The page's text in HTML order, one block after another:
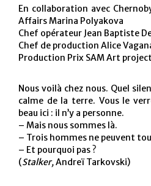
En collaboration avec
Affairs Marina Polyakova
Chef opérateur Jean Baptiste
Chef de production Alice
Production Prix SAM Art project
Nous voilà chez nous. Quel
calme de la terre. Vous le
beau ici : il n’y a personne.
– Mais nous sommes là.
– Trois hommes ne peuvent
– Et pourquoi pas ?
(Stalker,Andreï Tarkovski)